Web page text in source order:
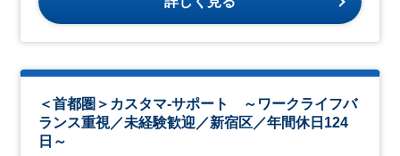
＜首都圏＞カスタマ‐サポート ～ワークライフバ
ランス重視／未経験歓迎／新宿区／年間休日124
日～